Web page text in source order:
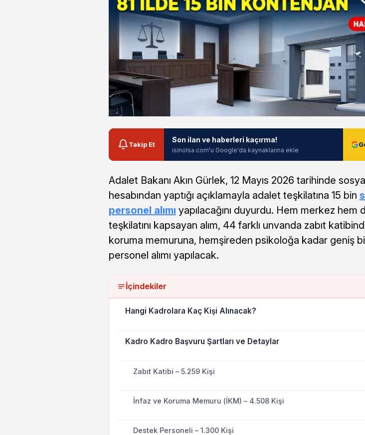
Takip Et
Son ilan ve haberleri kaçırma!
isinolsa.com'u Google'da kaynaklarına ekle
Adalet Bakanı Akın Gürlek, 12 Mayıs 2026 tarihinde
hesabından yaptığı açıklamayla adalet teşkilatına 15 bin
personel alımı yapılacağını duyurdu. Hem merkez hem
teşkilatını kapsayan alım, 44 farklı unvanda zabıt
koruma memuruna, hemşireden psikoloğa kadar geniş
personel alımı yapılacak.
İçindekiler
Hangi Kadrolara Kaç Kişi Alınacak?
Kadro Kadro Başvuru Şartları ve Detaylar
Zabıt Katibi – 5.259 Kişi
İnfaz ve Koruma Memuru (İKM) – 4.508 Kişi
Destek Personeli – 1.300 Kişi